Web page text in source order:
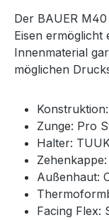
Der BAUER
Eisen
Innenmaterial
möglichen
Zunge: Pro
Halter:
Außenhaut:
Facing Flex: